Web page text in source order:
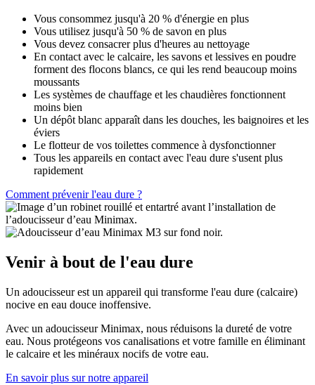
Vous consommez jusqu'à 20 % d'énergie en plus
Vous utilisez jusqu'à 50 % de savon en plus
Vous devez consacrer plus d'heures au nettoyage
En contact avec le calcaire, les savons et lessives en poudre
forment des flocons blancs, ce qui les rend beaucoup moins
moussants
Les systèmes de chauffage et les chaudières fonctionnent
moins bien
Un dépôt blanc apparaît dans les douches, les baignoires et les
éviers
Le flotteur de vos toilettes commence à dysfonctionner
Tous les appareils en contact avec l'eau dure s'usent plus
rapidement
Comment prévenir l'eau dure ?
Venir à bout de l'eau dure
Un adoucisseur est un appareil qui transforme l'eau dure (calcaire)
nocive en eau douce inoffensive.
Avec un adoucisseur Minimax, nous réduisons la dureté de votre
eau. Nous protégeons vos canalisations et votre famille en éliminant
le calcaire et les minéraux nocifs de votre eau.
En savoir plus sur notre appareil